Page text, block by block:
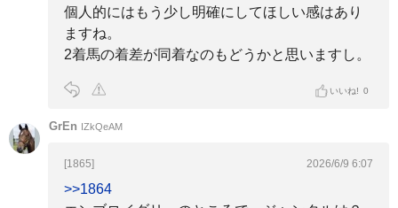
個人的にはもう少し明確にしてほしい感はあり
ますね。
2着馬の着差が同着なのもどうかと思いますし。
いいね! 0
GrEn IZkQeAM
[1865] 2026/6/9 6:07
>>1864